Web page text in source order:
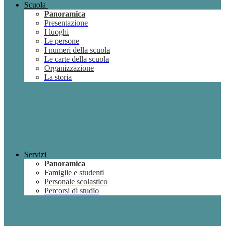
Scuola
Panoramica
Presentazione
I luoghi
Le persone
I numeri della scuola
Le carte della scuola
Organizzazione
La storia
Servizi
Panoramica
Famiglie e studenti
Personale scolastico
Percorsi di studio